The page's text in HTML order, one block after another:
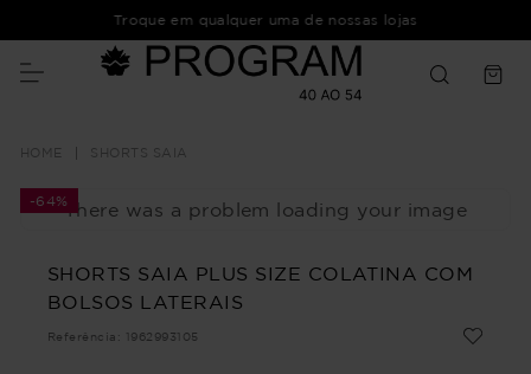
Troque em qualquer uma de nossas lojas
SHORTS SAIA
There was a problem loading your image
-64%
SHORTS SAIA PLUS SIZE COLATINA COM
BOLSOS LATERAIS
Referência : 1962993105